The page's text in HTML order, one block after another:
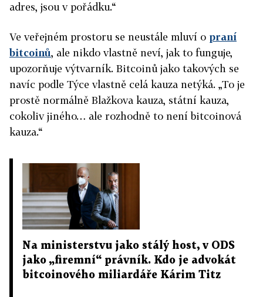
adres, jsou v pořádku.“
Ve veřejném prostoru se neustále mluví o praní
bitcoinů, ale nikdo vlastně neví, jak to funguje,
upozorňuje výtvarník. Bitcoinů jako takových se
navíc podle Týce vlastně celá kauza netýká. „To je
prostě normálně Blažkova kauza, státní kauza,
cokoliv jiného… ale rozhodně to není bitcoinová
kauza.“
Na ministerstvu jako stálý host, v ODS
jako „firemní“ právník. Kdo je advokát
bitcoinového miliardáře Kárim Titz